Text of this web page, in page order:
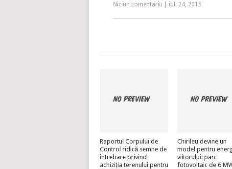
Niciun comentariu iul. 24, 2015
Raportul Corpului de
Control ridică semne de
întrebare privind
achiziția terenului pentru
Chirileu devine un
model pentru
viitorului: parc
fotovoltaic de 6